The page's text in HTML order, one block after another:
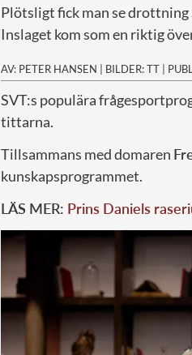
Plötsligt fick man se drottning
Inslaget kom som en riktig
AV: PETER HANSEN | BILDER: TT |
SVT:s populära
tittarna.
Tillsammans med domaren
kunskapsprogrammet.
LÄS MER: Prins Daniels